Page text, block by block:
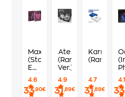
Maxident
(Standard
Edition
Versions)
4.6
33,90€
Ate
(Random
Ver.)
4.9
31 ,89€
Karma
(Random)
4.7
31,89€
4.1
33